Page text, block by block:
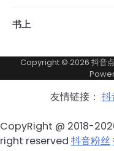
书上
Copyright © 2026 抖音
友情链接： 抖
CopyRight @ 2018-
right reserved 抖音粉丝